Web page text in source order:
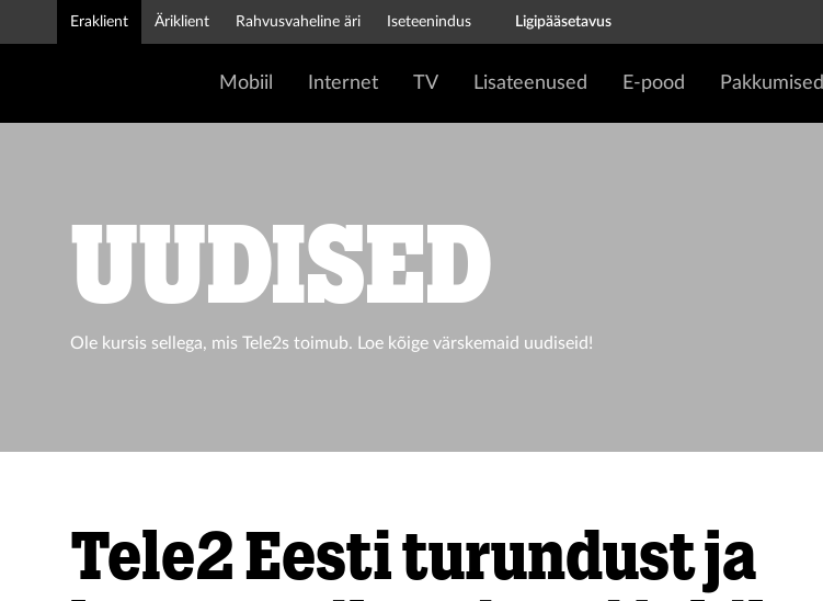
Eraklient Äriklient Rahvusvaheline äri Iseteenindus Ligipääsetavus
Mobiil Internet TV Lisateenused E-pood Pakkumised
UUDISED
Ole kursis sellega, mis Tele2s toimub. Loe kõige värskemaid uudiseid!
Tele2 Eesti turundust ja